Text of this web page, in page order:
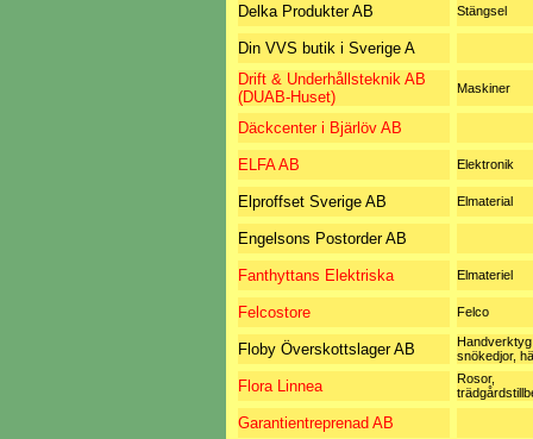
Delka Produkter AB Stängsel
Din VVS butik i Sverige A
Drift & Underhållsteknik AB
(DUAB-Huset)
Maskiner
Däckcenter i Bjärlöv AB
ELFA AB Elektronik
Elproffset Sverige AB Elmaterial
Engelsons Postorder AB
Fanthyttans Elektriska Elmateriel
Felcostore Felco
Floby Överskottslager AB
snökedjor,
Flora Linnea
Rosor,
Garantientreprenad AB